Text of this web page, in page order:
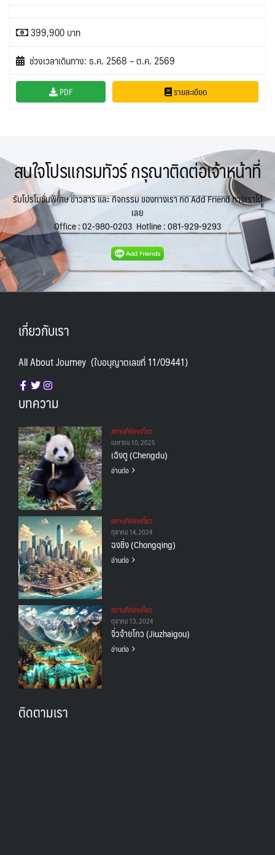
399,900 บาท
ช่วงเวลาเดินทาง: ธ.ค. 2568 – ต.ค. 2569
PDF รายละเอียด
สนใจโปรแกรมทัวร์ กรุณาติดต่อเจ้าหน้าที่
รับโปรโมชั่นพิเศษ ข่าวสาร และ กิจกรรม ของทางเรา กด Add Friend ทางเราได้
เลย
Office :02-980-0203 Hotline :081-929-9293
เกี่ยวกับเรา
All About Journey (ใบอนุญาตเลขที่ 11/09441)
บทความ
สถานทีท่องเที่ยว
เมษายน 10, 2025
เฉิงตู (Chengdu)
อ่านต่อ
สถานทีท่องเที่ยว
ตุลาคม 14, 2024
ฉงชิ่ง (Chongqing)
อ่านต่อ
สถานทีท่องเที่ยว
ตุลาคม 13, 2024
จิ่วจ้ายโกว (Jiuzhaigou)
อ่านต่อ
ติดตามเรา